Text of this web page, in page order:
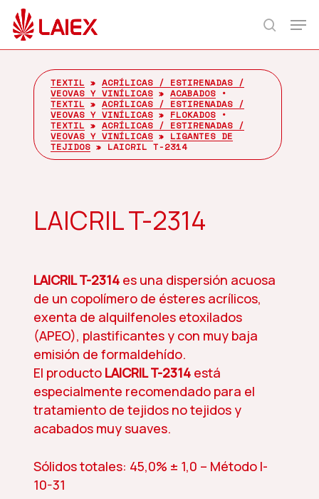
Skip
main
search
TEXTIL » ACRÍLICAS / ESTIRENADAS /
VEOVAS Y VINÍLICAS» ACABADOS•
TEXTIL » ACRÍLICAS / ESTIRENADAS /
VEOVAS Y VINÍLICAS» FLOKADOS•
TEXTIL » ACRÍLICAS / ESTIRENADAS /
VEOVAS Y VINÍLICAS» LIGANTES DE
TEJIDOS» LAICRIL T-2314
LAICRIL T-2314
LAICRIL T-2314es una dispersión acuosa
de un copolímero de ésteres acrílicos,
exenta de alquilfenoles etoxilados
(APEO), plastificantes y con muy baja
emisión de formaldehído.
El producto LAICRIL T-2314está
especialmente recomendado para el
tratamiento de tejidos no tejidos y
acabados muy suaves.
Sólidos totales: 45,0% ± 1,0 – Método I-
10-31